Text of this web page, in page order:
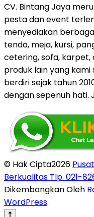
CV. Bintang Jaya
pesta dan event
menyediakan
tenda, meja, kursi,
cetering, sofa, karpet,
produk lain yang kami
berdiri sejak tahun
dengan sepenuh hati.
© Hak Cipta2026
Berkualitas Tlp. 021-
Dikembangkan Oleh
WordPress.